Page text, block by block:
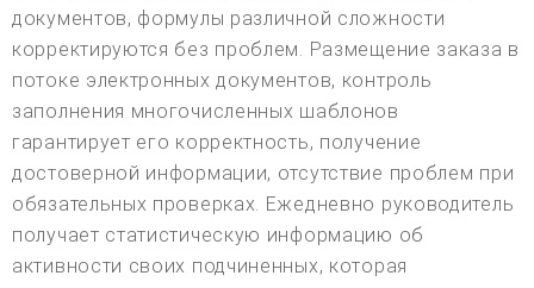
документов, формулы различной сложности
корректируются без проблем. Размещение заказа в
потоке электронных документов, контроль
заполнения многочисленных шаблонов
гарантирует его корректность, получение
достоверной информации, отсутствие проблем при
обязательных проверках. Ежедневно руководитель
получает статистическую информацию об
активности своих подчиненных, которая